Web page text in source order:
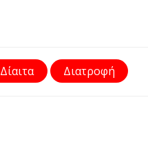
Δίαιτα Διατροφή